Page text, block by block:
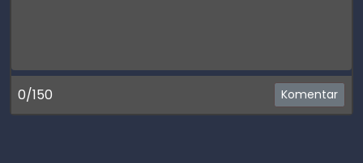
0/150 Komentar